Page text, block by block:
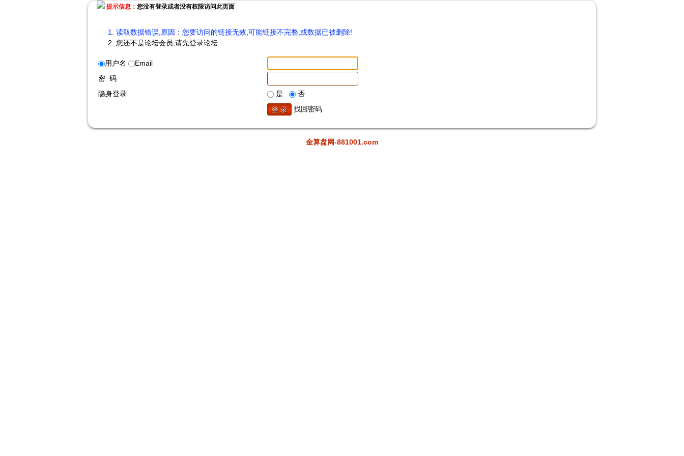
提示信息： 您没有登录或者没有权限访问此页面
读取数据错误,原因：您要访问的链接无效,可能链接不完整,或数据已被删除!
您还不是论坛会员,请先登录论坛
用户名
Email
密 码
隐身登录
是
否
找回密码
金算盘网-881001.com